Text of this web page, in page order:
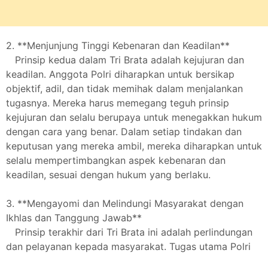
2. **Menjunjung Tinggi Kebenaran dan Keadilan**
Prinsip kedua dalam Tri Brata adalah kejujuran dan
keadilan. Anggota Polri diharapkan untuk bersikap
objektif, adil, dan tidak memihak dalam menjalankan
tugasnya. Mereka harus memegang teguh prinsip
kejujuran dan selalu berupaya untuk menegakkan hukum
dengan cara yang benar. Dalam setiap tindakan dan
keputusan yang mereka ambil, mereka diharapkan untuk
selalu mempertimbangkan aspek kebenaran dan
keadilan, sesuai dengan hukum yang berlaku.
3. **Mengayomi dan Melindungi Masyarakat dengan
Ikhlas dan Tanggung Jawab**
Prinsip terakhir dari Tri Brata ini adalah perlindungan
dan pelayanan kepada masyarakat. Tugas utama Polri